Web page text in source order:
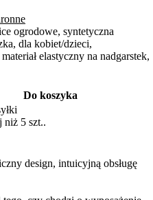
ogrodowe, syntetyczna
dla kobiet/dzieci,
elastyczny na nadgarstek,
Do koszyka
niż 5 szt..
design, intuicyjną obsługę